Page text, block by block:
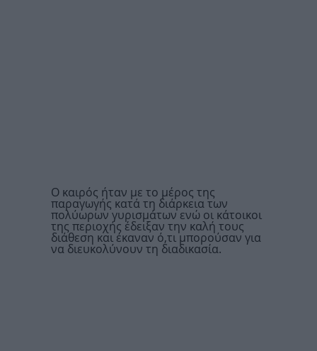
Ο καιρός ήταν με το μέρος της
παραγωγής κατά τη διάρκεια των
πολύωρων γυρισμάτων ενώ οι κάτοικοι
της περιοχής έδειξαν την καλή τους
διάθεση και έκαναν ό,τι μπορούσαν για
να διευκολύνουν τη διαδικασία.